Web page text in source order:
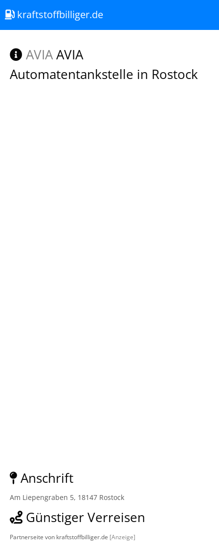
kraftstoffbilliger.de
AVIAAVIA
Automatentankstelle in Rostock
Anschrift
Am Liepengraben 5, 18147 Rostock
Günstiger Verreisen
Partnerseite von kraftstoffbilliger.de [Anzeige]